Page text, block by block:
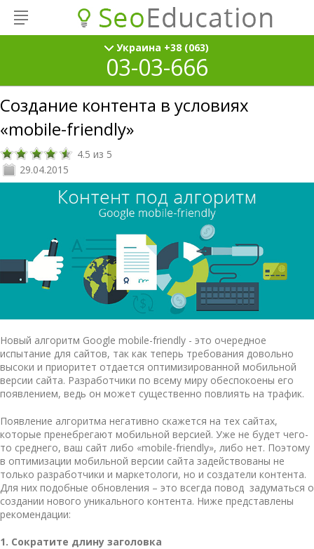
Украина +38 (063)
03-03-666
Создание контента в условиях
«mobile-friendly»
4.5 из 5
29.04.2015
Новый алгоритм Google mobile-friendly - это очередное
испытание для сайтов, так как теперь требования довольно
высоки и приоритет отдается оптимизированной мобильной
версии сайта. Разработчики по всему миру обеспокоены его
появлением, ведь он может существенно повлиять на трафик.
Появление алгоритма негативно скажется на тех сайтах,
которые пренебрегают мобильной версией. Уже не будет чего-
то среднего, ваш сайт либо «mobile-friendly», либо нет. Поэтому
в оптимизации мобильной версии сайта задействованы не
только разработчики и маркетологи, но и создатели контента.
Для них подобные обновления – это всегда повод задуматься о
создании нового уникального контента. Ниже представлены
рекомендации:
1. Сократите длину заголовка